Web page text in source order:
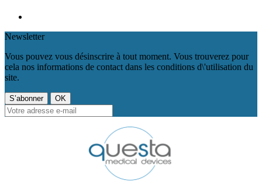
Newsletter
Vous pouvez vous désinscrire à tout moment. Vous trouverez pour
cela nos informations de contact dans les conditions d\'utilisation du
site.